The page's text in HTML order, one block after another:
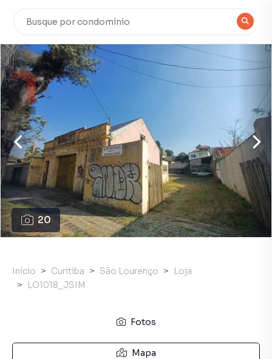
20
Início Curitiba São Lourenço
Loja
LO1018_JSIM
Fotos
Mapa